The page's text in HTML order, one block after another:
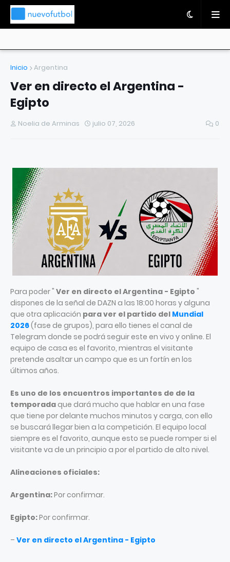
Inicio Argentina
Ver en directo el Argentina -
Egipto
Noelia de Arminas julio 07, 2026 0
Para poder " Ver en directo el Argentina - Egipto "
dispones de la señal de DAZN a las 18:00 horas y alguna
que otra aplicación para ver el partido del Mundial
2026(fase de grupos), para ello tienes el canal de
Telegram donde se podrá seguir este en vivo y online. El
equipo de casa es el favorito, mientras el visitante
pretende asaltar un campo que es un fortín en los
últimos años.
Es uno de los encuentros importantes de de la
temporada que dará mucho que hablar en una fase
que tiene por delante muchos minutos y carga, con ello
se buscará llegar bien a la competición. El equipo local
siempre es el favorito, aunque esto se puede romper si el
visitante va de un principio a por el partido de alto nivel.
Alineaciones oficiales:
Argentina:Por confirmar.
Egipto:Por confirmar.
– Ver en directo el Argentina - Egipto